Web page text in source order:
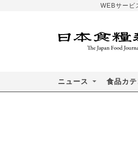
WEBサービ
ニュース 食品カテ